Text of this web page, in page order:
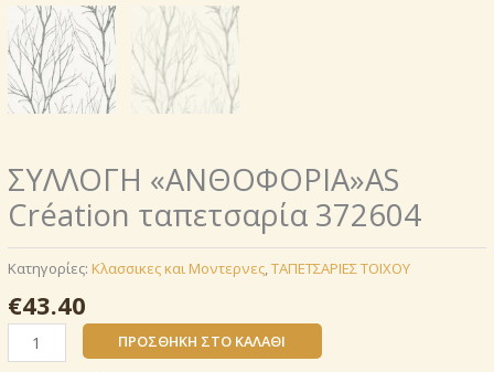
ΣΥΛΛΟΓΗ «ΑΝΘΟΦΟΡΙΑ»AS
Création ταπετσαρία 372604
Κατηγορίες: Κλασσικες και Μοντερνες,ΤΑΠΕΤΣΑΡΙΕΣ ΤΟΙΧΟΥ
€43.40
ΣΥΛΛΟΓΗ
«ΑΝΘΟΦΟΡΙΑ»AS
ΠΡΟΣΘΉΚΗ ΣΤΟ ΚΑΛΆΘΙ